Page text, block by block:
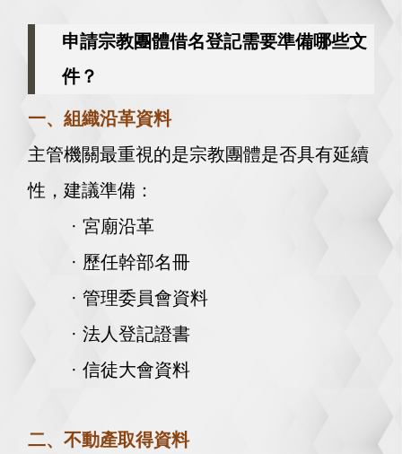
申請宗教團體借名登記需要準備哪些文
件？
一、組織沿革資料
主管機關最重視的是宗教團體是否具有延續
性，建議準備：
· 宮廟沿革
· 歷任幹部名冊
· 管理委員會資料
· 法人登記證書
· 信徒大會資料
二、不動產取得資料